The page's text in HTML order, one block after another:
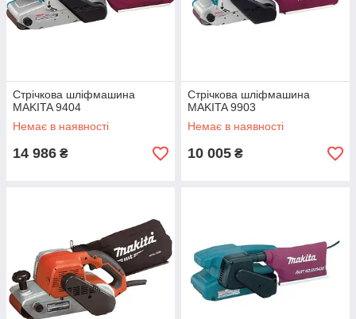
Стрічкова шліфмашина
MAKITA 9404
Немає в наявності
14 986 ₴
Стрічкова шліфмашина
MAKITA 9903
Немає в наявності
10 005 ₴